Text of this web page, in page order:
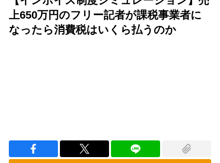
上650万円のフリー記者が課税事業者に
なったら消費税はいくら払うのか